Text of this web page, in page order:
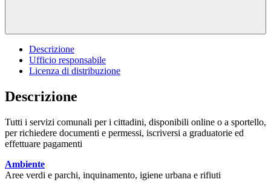
Descrizione
Ufficio responsabile
Licenza di distribuzione
Descrizione
Tutti i servizi comunali per i cittadini, disponibili online o a sportello,
per richiedere documenti e permessi, iscriversi a graduatorie ed
effettuare pagamenti
Ambiente
Aree verdi e parchi, inquinamento, igiene urbana e rifiuti